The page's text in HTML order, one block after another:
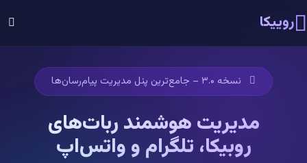
روییکا
نسخه ۳.۰ – جامع‌ترین پنل مدیریت پیام‌رسان‌ها
مدیریت هوشمند ربات‌های
روبیکا، تلگرام و واتس‌اپ